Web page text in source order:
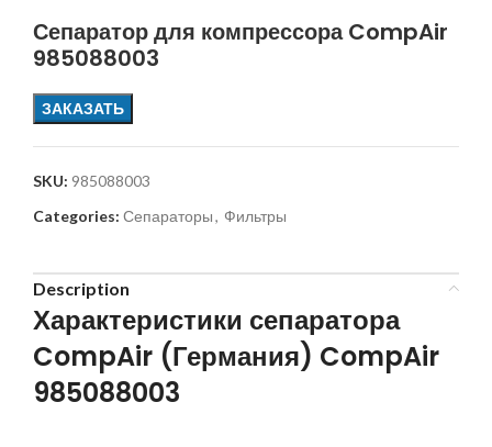
Сепаратор для компрессора CompAir
985088003
ЗАКАЗАТЬ
SKU: 985088003
Categories: Сепараторы, Фильтры
Description
Характеристики сепаратора
CompAir (Германия) CompAir
985088003